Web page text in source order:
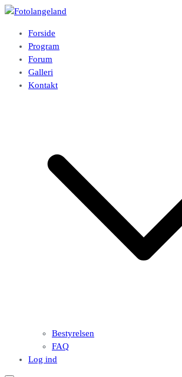
Videre
indhold
Fotolangeland
Fotoklubben på Langeland
Forside
Program
Forum
Galleri
Kontakt
Bestyrelsen
FAQ
Log ind